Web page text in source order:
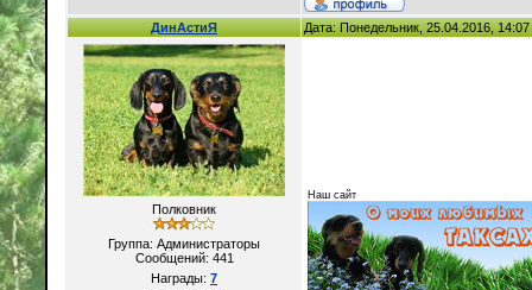
ДинАстиЯ Дата: Понедельник, 25.04.2016,
Полковник
Группа: Администраторы
Сообщений: 441
Награды: 7
Наш сайт